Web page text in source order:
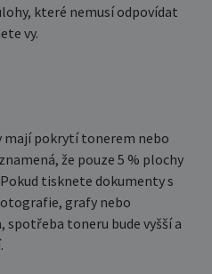
které nemusí odpovídat
vy.
pokrytí tonerem nebo
že pouze 5 % plochy
tisknete dokumenty s
grafy nebo
toneru bude vyšší a